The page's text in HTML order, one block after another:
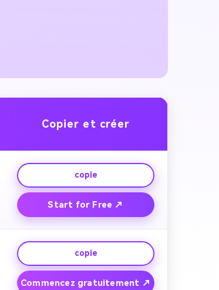
Copier et créer
copie
Start for Free ↗
copie
Commencez gratuitement ↗